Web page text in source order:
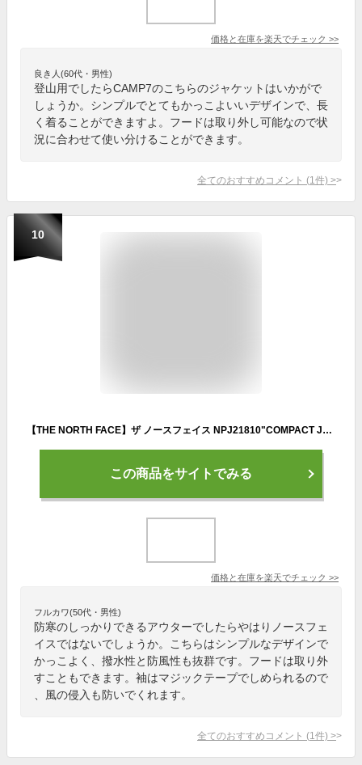
価格と在庫を楽天でチェック >>
良き人(60代・男性)
登山用でしたらCAMP7のこちらのジャケットはいかがで
しょうか。シンプルでとてもかっこよいいデザインで、長
く着ることができますよ。フードは取り外し可能なので状
況に合わせて使い分けることができます。
全てのおすすめコメント (1 件) >
10
【THE NORTH FACE】ザ ノースフェイス NPJ21810"COMPACT JACKET"(キッズ/ベビー) コンパクト ジャケット マウンテンパーカー ウインドブレーカー アウター アウトドア 男の子 女の子 子供服 防風 撥水 3カラー 国内正規 2021SS
この商品をサイトでみる
価格と在庫を楽天でチェック >>
フルカワ(50代・男性)
防寒のしっかりできるアウターでしたらやはりノースフェ
イスではないでしょうか。こちらはシンプルなデザインで
かっこよく、撥水性と防風性も抜群です。フードは取り外
すこともできます。袖はマジックテープでしめられるので
、風の侵入も防いでくれます。
全てのおすすめコメント (1 件) >